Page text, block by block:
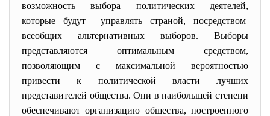
возможность выбора политических деятелей,
которые будут управлять страной, посредством
всеобщих альтернативных выборов. Выборы
представляются оптимальным средством,
позволяющим с максимальной вероятностью
привести к политической власти лучших
представителей общества. Они в наибольшей степени
обеспечивают организацию общества, построенного